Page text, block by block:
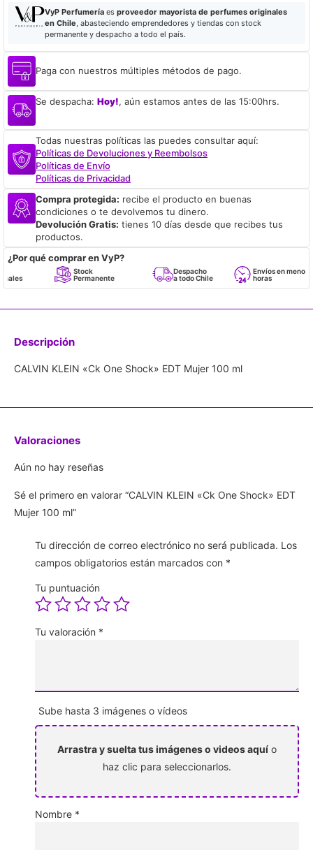
VyP Perfumeríaes proveedor mayorista de perfumes originales
en Chile, abasteciendo emprendedores y tiendas con stock
permanente y despacho a todo el país.
Paga con nuestros múltiples métodos de pago.
Se despacha: Hoy!, aún estamos antes de las 15:00hrs.
Todas nuestras políticas las puedes consultar aquí:
Políticas de Devoluciones y Reembolsos
Políticas de Envío
Políticas de Privacidad
Compra protegida: recibe el producto en buenas
condiciones o te devolvemos tu dinero.
Devolución Gratis: tienes 10 días desde que recibes tus
productos.
¿Por qué comprar en VyP?
Stock
Permanente
Despacho
a todo Chile
Envíos en menos de 24
horas
Descripción
CALVIN KLEIN «Ck One Shock» EDT Mujer 100 ml
Valoraciones
Aún no hay reseñas
Sé el primero en valorar “CALVIN KLEIN «Ck One Shock» EDT
Mujer 100 ml”
Tu dirección de correo electrónico no será publicada. Los
campos obligatorios están marcados con *
Tu puntuación
Tu valoración *
Sube hasta 3 imágenes o vídeos
Arrastra y suelta tus imágenes o videos aquí o
haz clic para seleccionarlos.
Nombre *